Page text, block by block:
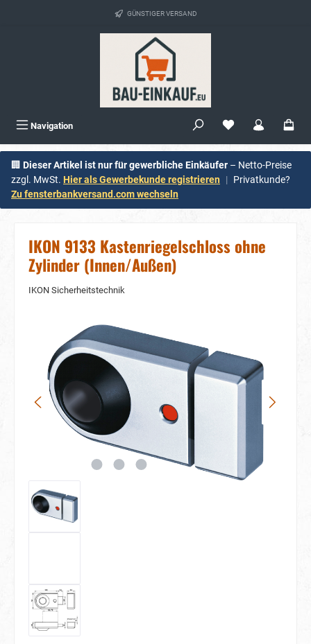
GÜNSTIGER VERSAND
Navigation
🏢 Dieser Artikel ist nur für gewerbliche Einkäufer – Netto-Preise
zzgl. MwSt. Hier als Gewerbekunde registrieren | Privatkunde?
Zu fensterbankversand.com wechseln
IKON 9133 Kastenriegelschloss ohne
Zylinder (Innen/Außen)
IKON Sicherheitstechnik
Bildergalerie überspringen